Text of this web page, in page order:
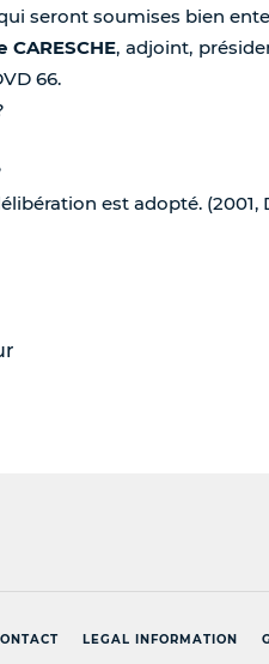
seront soumises bien
CARESCHE, adjoint,
66.
est adopté. (2001,
LEGAL INFORMATION